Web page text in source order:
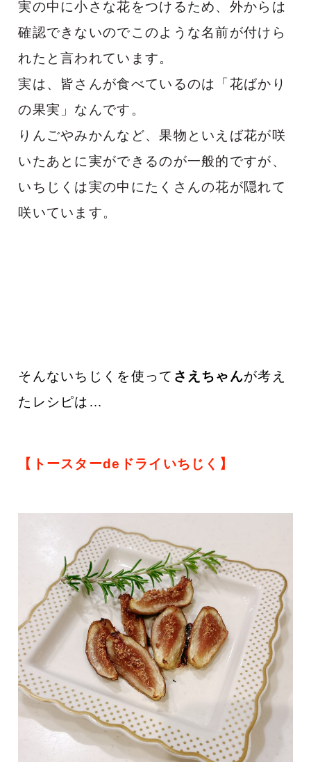
実の中に小さな花をつけるため、外からは
確認できないのでこのような名前が付けら
れたと言われています。
実は、皆さんが食べているのは「花ばかり
の果実」なんです。
りんごやみかんなど、果物といえば花が咲
いたあとに実ができるのが一般的ですが、
いちじくは実の中にたくさんの花が隠れて
咲いています。
そんないちじくを使って さえちゃんが考え
たレシピは…
【トースターdeドライいちじく 】